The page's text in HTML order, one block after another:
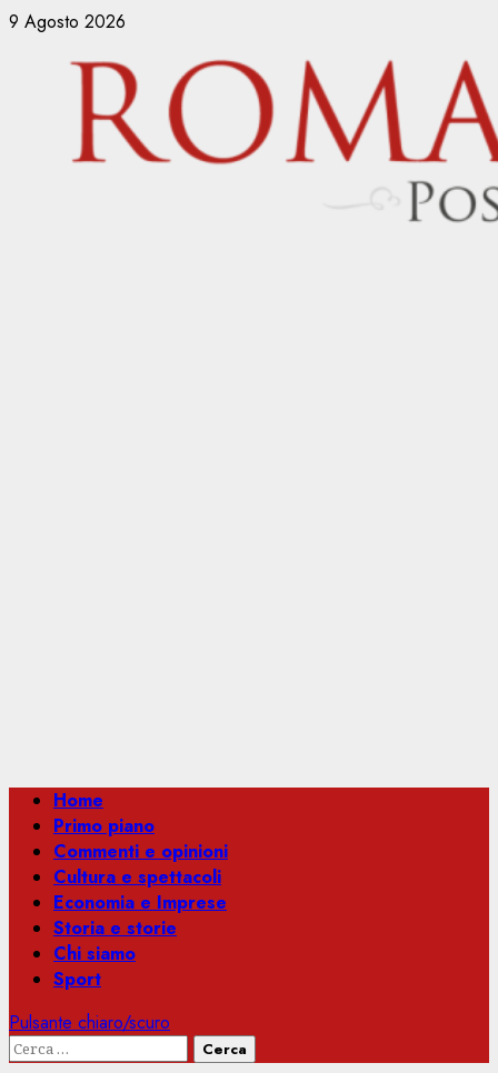
Vai
contenuto
9 Agosto 2026
Menu
principale
Home
Primo piano
Commenti e opinioni
Cultura e spettacoli
Economia e Imprese
Storia e storie
Chi siamo
Sport
Pulsante chiaro/scuro
Ricerca